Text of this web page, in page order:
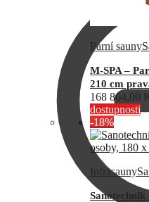
Parní sauny
M-SPA –
210 cm
168 864,00
dostupnosti
-18%
Infrasauny